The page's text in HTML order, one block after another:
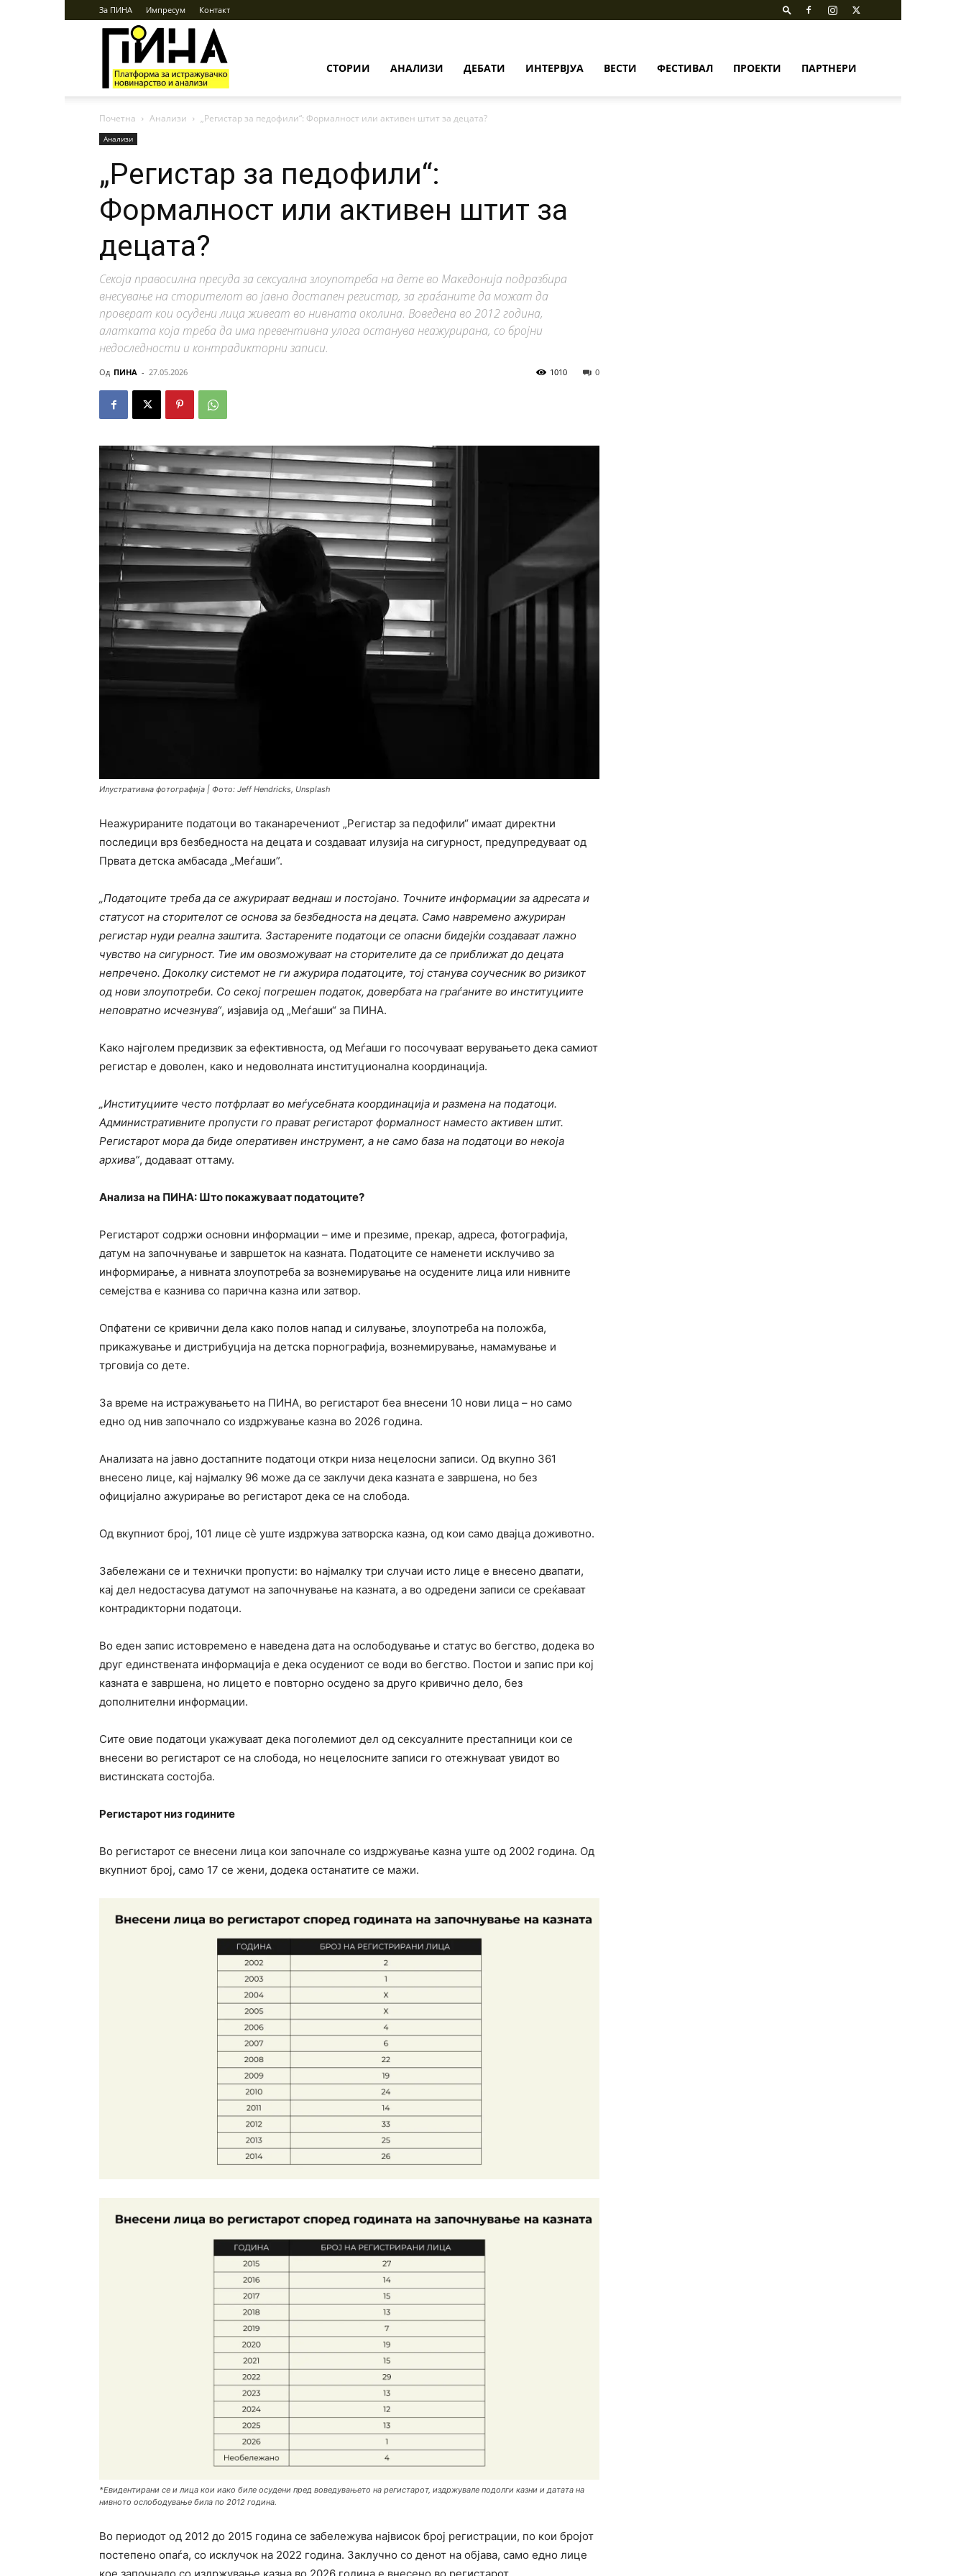
За ПИНА Импресум Контакт
СТОРИИ АНАЛИЗИ ДЕБАТИ ИНТЕРВЈУА ВЕСТИ ФЕСТИВАЛ ПРОЕКТИ ПАРТНЕРИ
Почетна Анализи „Регистар за педофили“: Формалност или активен штит за децата?
Анализи
„Регистар за педофили“:
Формалност или активен штит за
децата?
Секоја правосилна пресуда за сексуална злоупотреба на дете во Македонија подразбира
внесување на сторителот во јавно достапен регистар, за граѓаните да можат да
проверат кои осудени лица живеат во нивната околина. Воведена во 2012 година,
алатката која треба да има превентивна улога останува неажурирана, со бројни
недоследности и контрадикторни записи.
Од ПИНА - 27.05.2026 0
1010
Илустративна фотографија | Фото: Jeff Hendricks, Unsplash
Неажурираните податоци во таканаречениот „Регистар за педофили“ имаат директни
последици врз безбедноста на децата и создаваат илузија на сигурност, предупредуваат од
Првата детска амбасада „Меѓаши”.
„Податоците треба да се ажурираат веднаш и постојано. Точните информации за адресата и
статусот на сторителот се основа за безбедноста на децата. Само навремено ажуриран
регистар нуди реална заштита. Застарените податоци се опасни бидејќи создаваат лажно
чувство на сигурност. Тие им овозможуваат на сторителите да се приближат до децата
непречено. Доколку системот не ги ажурира податоците, тој станува соучесник во ризикот
од нови злоупотреби. Со секој погрешен податок, довербата на граѓаните во институциите
неповратно исчезнува“, изјавија од „Меѓаши“ за ПИНА.
Како најголем предизвик за ефективноста, од Меѓаши го посочуваат верувањето дека самиот
регистар е доволен, како и недоволната институционална координација.
„Институциите често потфрлаат во меѓусебната координација и размена на податоци.
Административните пропусти го прават регистарот формалност наместо активен штит.
Регистарот мора да биде оперативен инструмент, а не само база на податоци во некоја
архива”, додаваат оттаму.
Анализа на ПИНА: Што покажуваат податоците?
Регистарот содржи основни информации – име и презиме, прекар, адреса, фотографија,
датум на започнување и завршеток на казната. Податоците се наменети исклучиво за
информирање, а нивната злоупотреба за вознемирување на осудените лица или нивните
семејства е казнива со парична казна или затвор.
Опфатени се кривични дела како полов напад и силување, злоупотреба на положба,
прикажување и дистрибуција на детска порнографија, вознемирување, намамување и
трговија со дете.
За време на истражувањето на ПИНА, во регистарот беа внесени 10 нови лица – но само
едно од нив започнало со издржување казна во 2026 година.
Анализата на јавно достапните податоци откри низа нецелосни записи. Од вкупно 361
внесено лице, кај најмалку 96 може да се заклучи дека казната е завршена, но без
официјално ажурирање во регистарот дека се на слобода.
Од вкупниот број, 101 лице сè уште издржува затворска казна, од кои само двајца доживотно.
Забележани се и технички пропусти: во најмалку три случаи исто лице е внесено двапати,
кај дел недостасува датумот на започнување на казната, а во одредени записи се среќаваат
контрадикторни податоци.
Во еден запис истовремено е наведена дата на ослободување и статус во бегство, додека во
друг единствената информација е дека осудениот се води во бегство. Постои и запис при кој
казната е завршена, но лицето е повторно осудено за друго кривично дело, без
дополнителни информации.
Сите овие податоци укажуваат дека поголемиот дел од сексуалните престапници кои се
внесени во регистарот се на слобода, но нецелосните записи го отежнуваат увидот во
вистинската состојба.
Регистарот низ годините
Во регистарот се внесени лица кои започнале со издржување казна уште од 2002 година. Од
вкупниот број, само 17 се жени, додека останатите се мажи.
*Евидентирани се и лица кои иако биле осудени пред воведувањето на регистарот, издржувале подолги казни и датата на
нивното ослободување била по 2012 година.
Во периодот од 2012 до 2015 година се забележува највисок број регистрации, по кои бројот
постепено опаѓа, со исклучок на 2022 година. Заклучно со денот на објава, само едно лице